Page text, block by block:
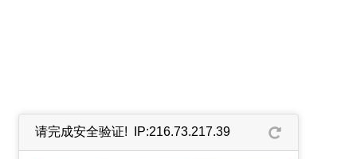
请完成安全验证! IP:216.73.217.39